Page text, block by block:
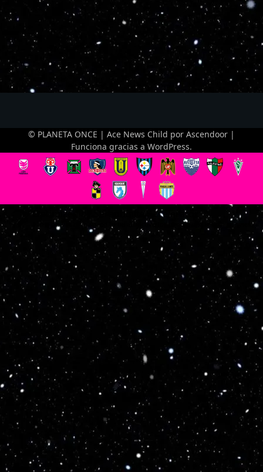
© PLANETA ONCE | Ace News Child por Ascendoor |
Funciona gracias a WordPress.
Optimized by Seraphinite Accelerator
Turns on site high speed to be attractive for people and search engines.